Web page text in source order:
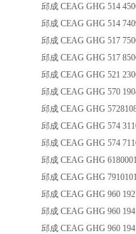
邱成 CEAG GHG 514
邱成 CEAG GHG 514
邱成 CEAG GHG 517
邱成 CEAG GHG 517
邱成 CEAG GHG 521
邱成 CEAG GHG 570
邱成 CEAG GHG
邱成 CEAG GHG 574
邱成 CEAG GHG 574
邱成 CEAG GHG
邱成 CEAG GHG
邱成 CEAG GHG 960
邱成 CEAG GHG 960
邱成 CEAG GHG 960